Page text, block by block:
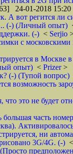
24-01-2018 15:20
А вот регится
(-) (Личный опыт)
(-) < Serjio
с
в Москве
опыт) < Prizer>
(-) (Тупой вопрос)
возможность
что это не будет
большая часть
ни
3G/4G. (-)